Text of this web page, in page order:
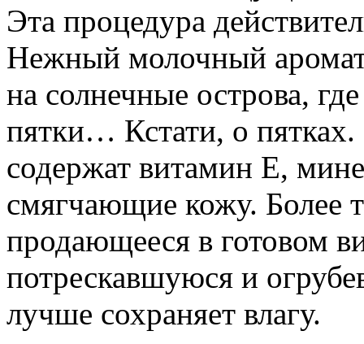
Эта процедура
Нежный молочный аромат
на солнечные острова,
пятки… Кстати, о
содержат витамин Е,
смягчающие кожу. Более
продающееся в готовом
потрескавшуюся и
лучше сохраняет влагу.